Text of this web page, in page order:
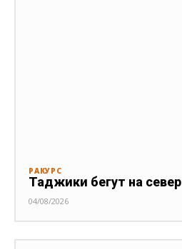
РАКУРС
Таджики бегут на север
04/08/2026